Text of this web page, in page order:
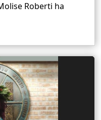
Roberti ha